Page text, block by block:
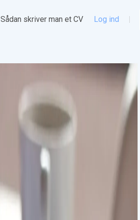
Sådan skriver man et CV Log ind